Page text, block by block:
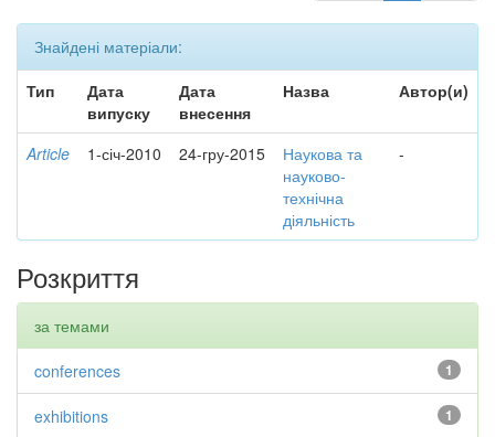
Знайдені матеріали:
Тип
Дата
випуску
Дата
внесення
Назва Автор(и)
Article 1-січ-2010 24-гру-2015
Наукова та
науково-
технічна
діяльність
-
Розкриття
за темами
1
conferences
1
exhibitions